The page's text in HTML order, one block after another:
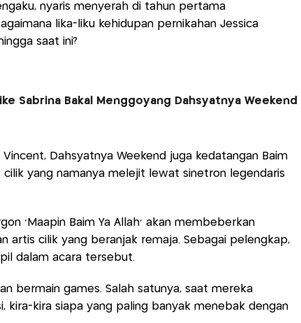
nyaris menyerah di tahun pertama
lika-liku kehidupan pernikahan Jessica
saat ini?
Sabrina Bakal Menggoyang Dahsyatnya Weekend
Dahsyatnya Weekend juga kedatangan Baim
cilik yang namanya melejit lewat sinetron legendaris
‘Maapin Baim Ya Allah’ akan membeberkan
artis cilik yang beranjak remaja. Sebagai pelengkap,
dalam acara tersebut.
bermain games. Salah satunya, saat mereka
kira-kira siapa yang paling banyak menebak dengan